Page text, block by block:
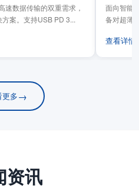
速数据传输的双重需求，
案。支持USB PD 3...
面向智能
备对超薄
查看详
多→
资讯